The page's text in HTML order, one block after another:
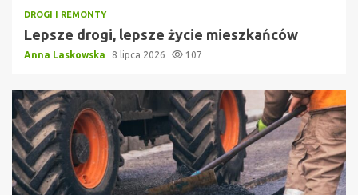
DROGI I REMONTY
Lepsze drogi, lepsze życie mieszkańców
Anna Laskowska 8 lipca 2026 107